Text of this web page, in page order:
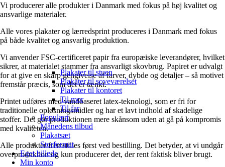
Plakater til stuen
Plakater til soveværelset
Plakater til kontoret
Til mor
Til far
Populært
Månedens tilbud
Plakatsæt
Storformat
Eget billede
Min konto
Vi producerer alle produkter i Danmark med fokus på høj kvalitet og
ansvarlige materialer.
Alle vores plakater og lærredsprint produceres i Danmark med fokus
på både kvalitet og ansvarlig produktion.
Vi anvender FSC-certificeret papir fra europæiske leverandører, hvilket
sikrer, at materialet stammer fra ansvarligt skovbrug. Papiret er udvalgt
for at give en skarp gengivelse af farver, dybde og detaljer – så motivet
fremstår præcis, som det er tænkt.
Printet udføres med vandbaseret latex-teknologi, som er fri for
traditionelle opløsningsmidler og har et lavt indhold af skadelige
stoffer. Det gør produktionen mere skånsom uden at gå på kompromis
med kvaliteten.
Alle produkter fremstilles først ved bestilling. Det betyder, at vi undgår
overproduktion og kun producerer det, der rent faktisk bliver brugt.